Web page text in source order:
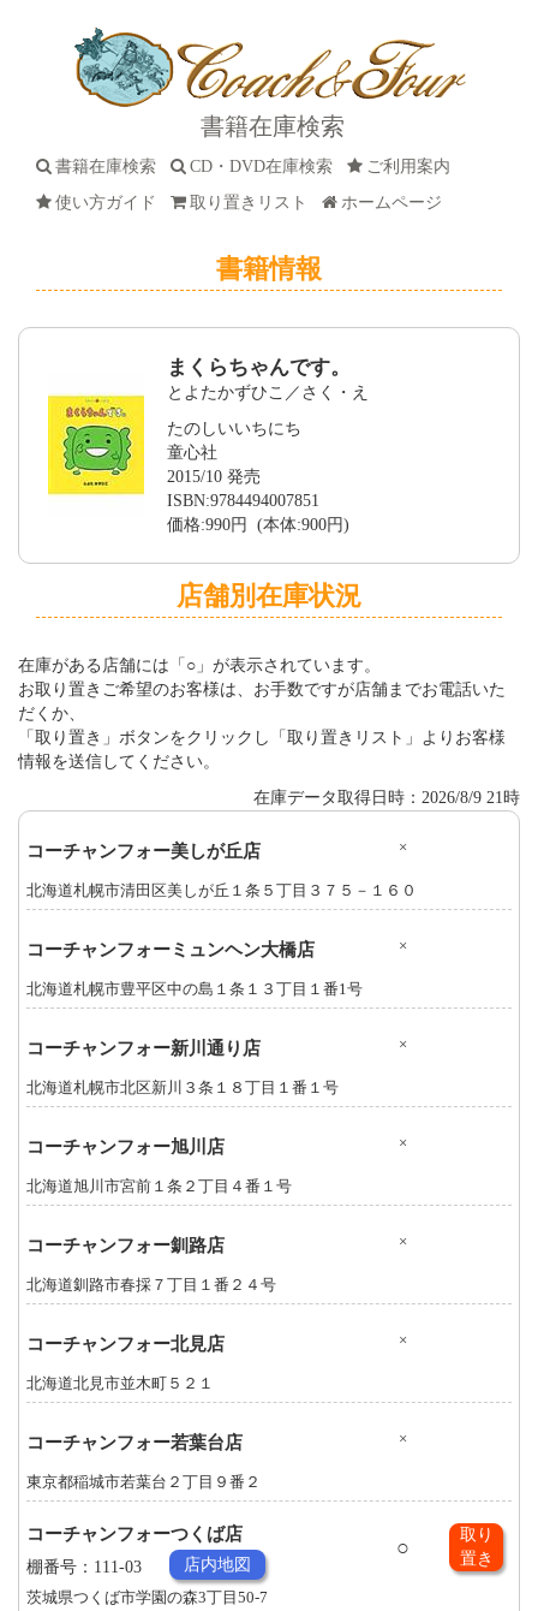
書籍在庫検索
書籍在庫検索 CD・DVD在庫検索
ご利用案内
使い方ガイド
取り置きリスト ホームページ
書籍情報
まくらちゃんです。
とよたかずひこ／さく・え
たのしいいちにち
童心社
2015/10 発売
ISBN:9784494007851
価格:990円 (本体:900円)
店舗別在庫状況
在庫がある店舗には「○」が表示されています。
お取り置きご希望のお客様は、お手数ですが店舗までお電話いた
だくか、
「取り置き」ボタンをクリックし「取り置きリスト」よりお客様
情報を送信してください。
在庫データ取得日時：2026/8/9 21時
コーチャンフォー美しが丘店 ×
北海道札幌市清田区美しが丘１条５丁目３７５－１６０
コーチャンフォーミュンヘン大橋店 ×
北海道札幌市豊平区中の島１条１３丁目１番1号
コーチャンフォー新川通り店 ×
北海道札幌市北区新川３条１８丁目１番１号
コーチャンフォー旭川店 ×
北海道旭川市宮前１条２丁目４番１号
コーチャンフォー釧路店 ×
北海道釧路市春採７丁目１番２４号
コーチャンフォー北見店 ×
北海道北見市並木町５２１
コーチャンフォー若葉台店 ×
東京都稲城市若葉台２丁目９番２
コーチャンフォーつくば店
○
取り
置き
棚番号：111-03 店内地図
茨城県つくば市学園の森3丁目50-7